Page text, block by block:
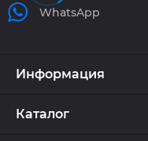
WhatsApp
Информация
Каталог